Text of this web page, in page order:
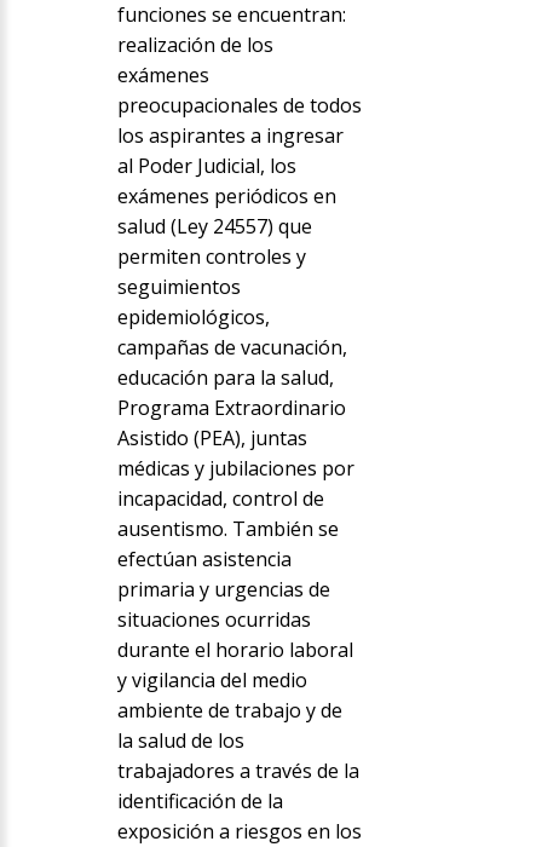
funciones se encuentran:
realización de los
exámenes
preocupacionales de todos
los aspirantes a ingresar
al Poder Judicial, los
exámenes periódicos en
salud (Ley 24557) que
permiten controles y
seguimientos
epidemiológicos,
campañas de vacunación,
educación para la salud,
Programa Extraordinario
Asistido (PEA), juntas
médicas y jubilaciones por
incapacidad, control de
ausentismo. También se
efectúan asistencia
primaria y urgencias de
situaciones ocurridas
durante el horario laboral
y vigilancia del medio
ambiente de trabajo y de
la salud de los
trabajadores a través de la
identificación de la
exposición a riesgos en los